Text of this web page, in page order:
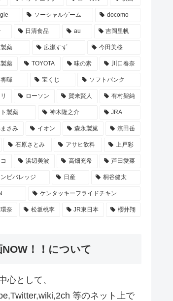
ソーシャルゲーム docomo
日清食品 au 吉岡里帆
薬 広瀬すず 今田美桜
薬 TOYOTA 味の素 川口春奈
暉 宝くじ ソフトバンク
ローソン 賀来賢人 有村架純
製薬 神木隆之介 JRA
さみ イオン 森永製菓 濱田岳
石原さとみ アサヒ飲料 上戸彩
浜辺美波 高畑充希 芦田愛菜
ビバレッジ 日産 桐谷健太
ケンタッキーフライドチキン
奈 松坂桃李 JR東日本 櫻井翔
NOW！！について
心として、
等のネット上で